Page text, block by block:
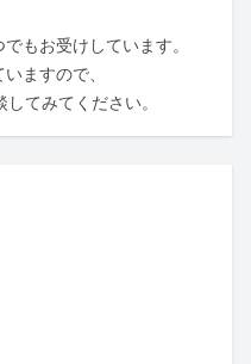
もお受けしています。
ますので、
てみてください。